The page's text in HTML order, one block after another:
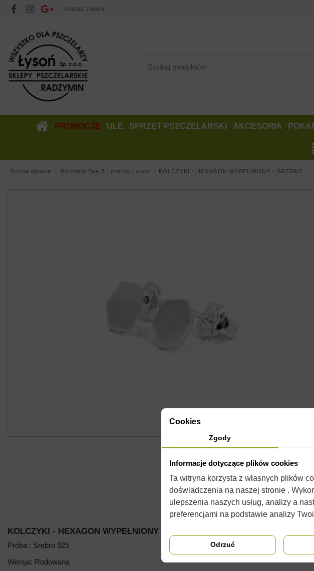
Kontakt z nami
PROMOCJE ULE SPRZĘT PSZCZELARSKI AKCESORIA
Strona główna Biżuteria Bee & Love by Lyson KOLCZYKI - HEXAGON WYPEŁNIONY - SREBRO
OPIS
KOLCZYKI - HEXAGON WYPEŁNIONY - SREBRO
Próba : Srebro 925
Wersja: Rodowana
Cookies
Zgody
Informacje dotyczące plików cookies
Ta witryna korzysta z własnych plików
doświadczenia na naszej stronie .
ulepszenia naszych usług, analizy a
preferencjami na podstawie analizy
Odrzuć